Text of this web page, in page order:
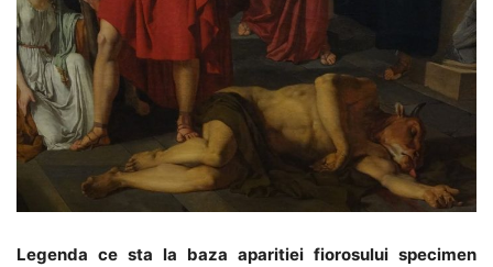
Legenda ce sta la baza aparitiei fiorosului specimen